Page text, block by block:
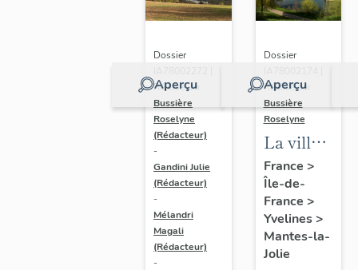
Aperçu
Dossier
Réalisé par
Bussière
Roselyne
(Rédacteur)
-
Gandini Julie
(Rédacteur)
-
Mélandri
Magali
(Rédacteur)
-
Aperçu
Dossier
Réalisé par
Bussière
Roselyne
La ville
de
Mantes-
la-Jolie
France >
Île-de-
France >
Yvelines>
Mantes-la-
Jolie